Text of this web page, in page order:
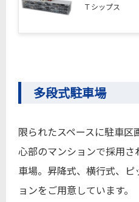
Ｔシップス
多段式駐車場
限られたスペースに駐車
心部のマンションで採用
車場。昇降式、横行式、
ョンをご用意しています。